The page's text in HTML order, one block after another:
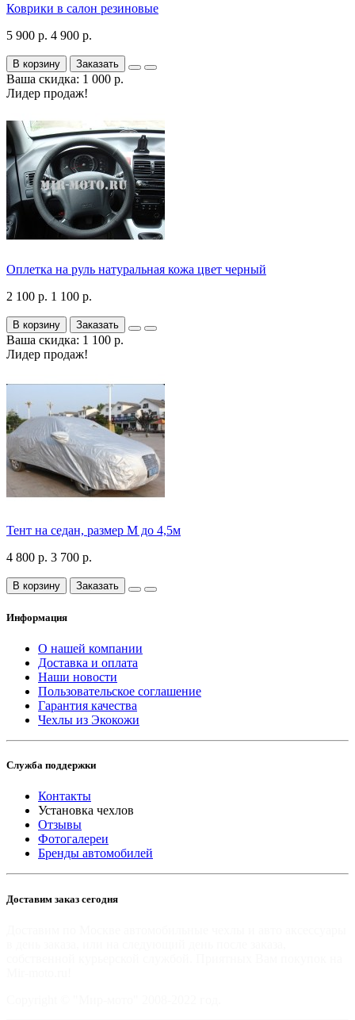
Коврики в салон резиновые
5 900 р. 4 900 р.
В корзину Заказать
Ваша скидка: 1 000 р.
Лидер продаж!
Оплетка на руль натуральная кожа цвет черный
2 100 р. 1 100 р.
В корзину Заказать
Ваша скидка: 1 100 р.
Лидер продаж!
Тент на седан, размер М до 4,5м
4 800 р. 3 700 р.
В корзину Заказать
Информация
О нашей компании
Доставка и оплата
Наши новости
Пользовательское соглашение
Гарантия качества
Чехлы из Экокожи
Служба поддержки
Контакты
Установка чехлов
Отзывы
Фотогалереи
Бренды автомобилей
Доставим заказ сегодня